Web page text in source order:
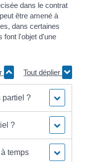
dans le contrat
être amené à
dans certaines
font l'objet d'une
Tout déplier
partiel ?
?
temps